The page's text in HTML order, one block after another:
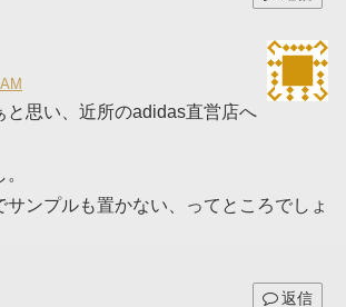
と思い、近所のadidas直営店へ
サンプルも置かない、ってところでしょ
返信